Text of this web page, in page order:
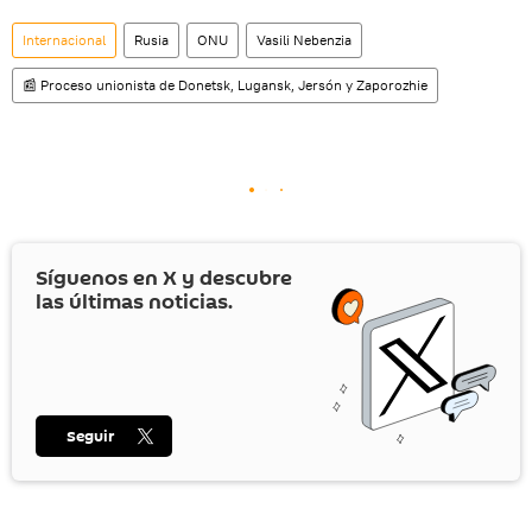
Internacional Rusia ONU Vasili Nebenzia
📰 Proceso unionista de Donetsk, Lugansk, Jersón y Zaporozhie
Síguenos en X y descubre
las últimas noticias.
Seguir